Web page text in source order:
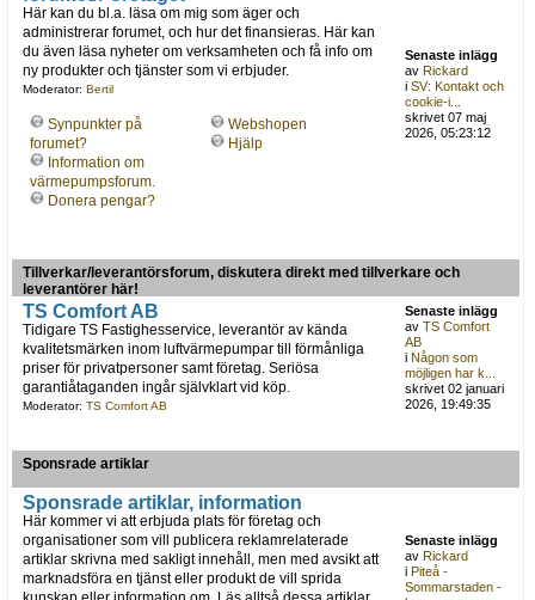
Här kan du bl.a. läsa om mig som äger och
administrerar forumet, och hur det finansieras. Här kan
du även läsa nyheter om verksamheten och få info om
ny produkter och tjänster som vi erbjuder.
Moderator: Bertil
Synpunkter på
forumet?
Information om
värmepumpsforum.
Donera pengar?
Webshopen
Hjälp
Senaste inlägg
avRickard
iSV: Kontakt och
cookie-i...
skrivet 07 maj
2026, 05:23:12
Tillverkar/leverantörsforum, diskutera direkt med tillverkare och
leverantörer här!
TS Comfort AB
Tidigare TS Fastighesservice, leverantör av kända
kvalitetsmärken inom luftvärmepumpar till förmånliga
priser för privatpersoner samt företag. Seriösa
garantiåtaganden ingår självklart vid köp.
Moderator: TS Comfort AB
Senaste inlägg
avTS Comfort
AB
iNågon som
möjligen har k...
skrivet 02 januari
2026, 19:49:35
Sponsrade artiklar
Sponsrade artiklar, information
Här kommer vi att erbjuda plats för företag och
organisationer som vill publicera reklamrelaterade
artiklar skrivna med sakligt innehåll, men med avsikt att
marknadsföra en tjänst eller produkt de vill sprida
Senaste inlägg
avRickard
iPiteå -
Sommarstaden -